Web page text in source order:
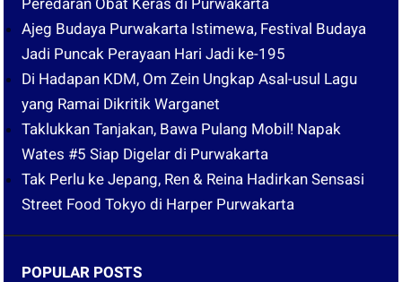
Ajeg Budaya Purwakarta Istimewa, Festival Budaya
Jadi Puncak Perayaan Hari Jadi ke-195
Di Hadapan KDM, Om Zein Ungkap Asal-usul Lagu
yang Ramai Dikritik Warganet
Taklukkan Tanjakan, Bawa Pulang Mobil! Napak
Wates #5 Siap Digelar di Purwakarta
Tak Perlu ke Jepang, Ren & Reina Hadirkan Sensasi
Street Food Tokyo di Harper Purwakarta
POPULAR POSTS